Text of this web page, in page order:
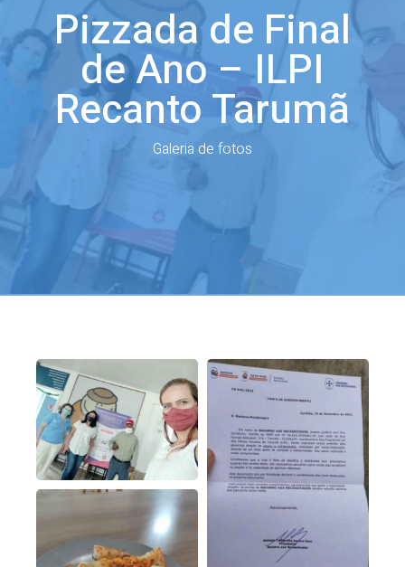
Pizzada de Final
de Ano – ILPI
Recanto Tarumã
Galeria de fotos